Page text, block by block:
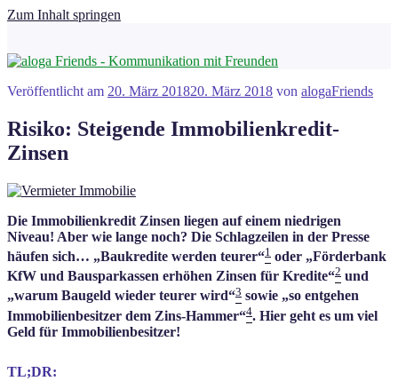
Zum Inhalt springen
Veröffentlicht am 20. März 201820. März 2018 von alogaFriends
Risiko: Steigende Immobilienkredit-
Zinsen
Die Immobilienkredit Zinsen liegen auf einem niedrigen
Niveau! Aber wie lange noch? Die Schlagzeilen in der Presse
häufen sich… „Baukredite werden teurer“1 oder „Förderbank
KfW und Bausparkassen erhöhen Zinsen für Kredite“2 und
„warum Baugeld wieder teurer wird“3 sowie „so entgehen
Immobilienbesitzer dem Zins-Hammer“4. Hier geht es um viel
Geld für Immobilienbesitzer!
TL;DR: